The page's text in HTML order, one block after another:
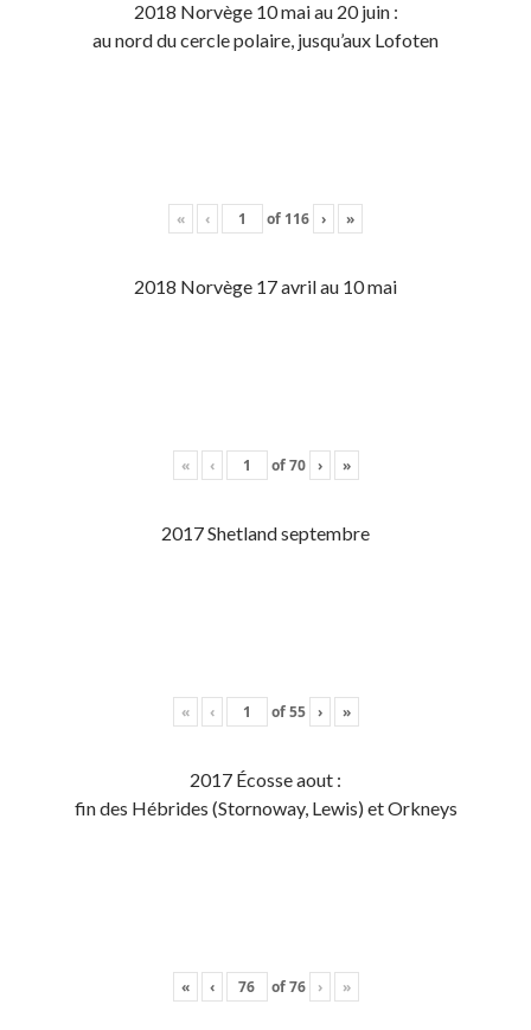
2018 Norvège 10 mai au 20 juin :
au nord du cercle polaire, jusqu’aux Lofoten
« ‹ of 116 › »
2018 Norvège 17 avril au 10 mai
« ‹ of70 › »
2017 Shetland septembre
« ‹ of55 › »
2017 Écosse aout :
fin des Hébrides (Stornoway, Lewis) et Orkneys
« ‹ of76 › »